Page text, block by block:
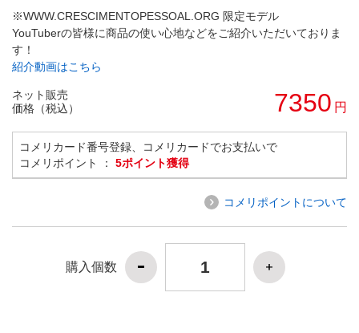
※WWW.CRESCIMENTOPESSOAL.ORG 限定モデル
YouTuberの皆様に商品の使い心地などをご紹介いただいておりま
す！
紹介動画はこちら
ネット販売
価格（税込）
7350 円
コメリカード番号登録、コメリカードでお支払いで
コメリポイント ： 5ポイント獲得
コメリポイントについて
購入個数